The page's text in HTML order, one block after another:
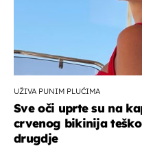
UŽIVA PUNIM PLUĆIMA
Sve oči uprte su na
crvenog bikinija
drugdje